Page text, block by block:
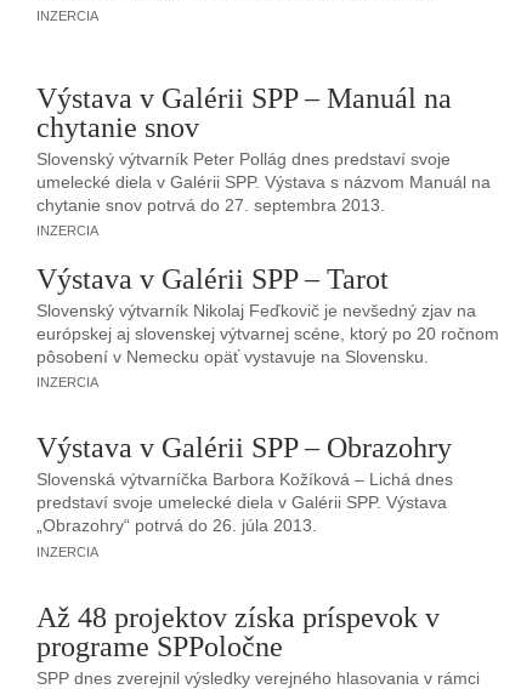
INZERCIA
Výstava v Galérii SPP – Manuál na
chytanie snov
Slovenský výtvarník Peter Pollág dnes predstaví svoje
umelecké diela v Galérii SPP. Výstava s názvom Manuál na
chytanie snov potrvá do 27. septembra 2013.
INZERCIA
Výstava v Galérii SPP – Tarot
Slovenský výtvarník Nikolaj Feďkovič je nevšedný zjav na
európskej aj slovenskej výtvarnej scéne, ktorý po 20 ročnom
pôsobení v Nemecku opäť vystavuje na Slovensku.
INZERCIA
Výstava v Galérii SPP – Obrazohry
Slovenská výtvarníčka Barbora Kožíková – Lichá dnes
predstaví svoje umelecké diela v Galérii SPP. Výstava
„Obrazohry“ potrvá do 26. júla 2013.
INZERCIA
Až 48 projektov získa príspevok v
programe SPPoločne
SPP dnes zverejnil výsledky verejného hlasovania v rámci